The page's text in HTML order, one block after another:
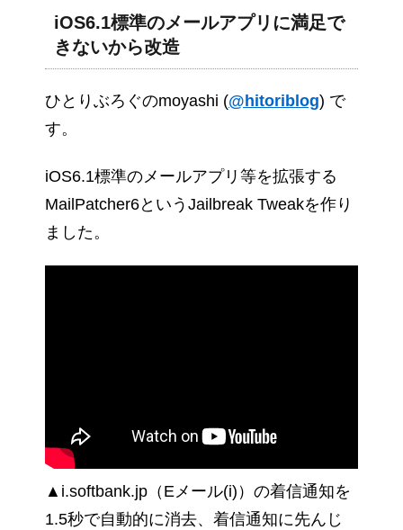
iOS6.1標準のメールアプリに満足で
きないから改造
ひとりぶろぐのmoyashi (@hitoriblog) で
す。
iOS6.1標準のメールアプリ等を拡張する
MailPatcher6というJailbreak Tweakを作り
ました。
▲i.softbank.jp（Eメール(i)）の着信通知を
1.5秒で自動的に消去、着信通知に先んじ